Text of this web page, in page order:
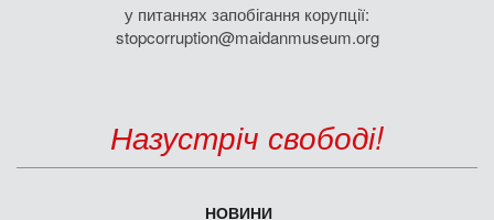
у питаннях запобігання корупції:
stopcorruption@maidanmuseum.org
Назустріч свободі!
НОВИНИ